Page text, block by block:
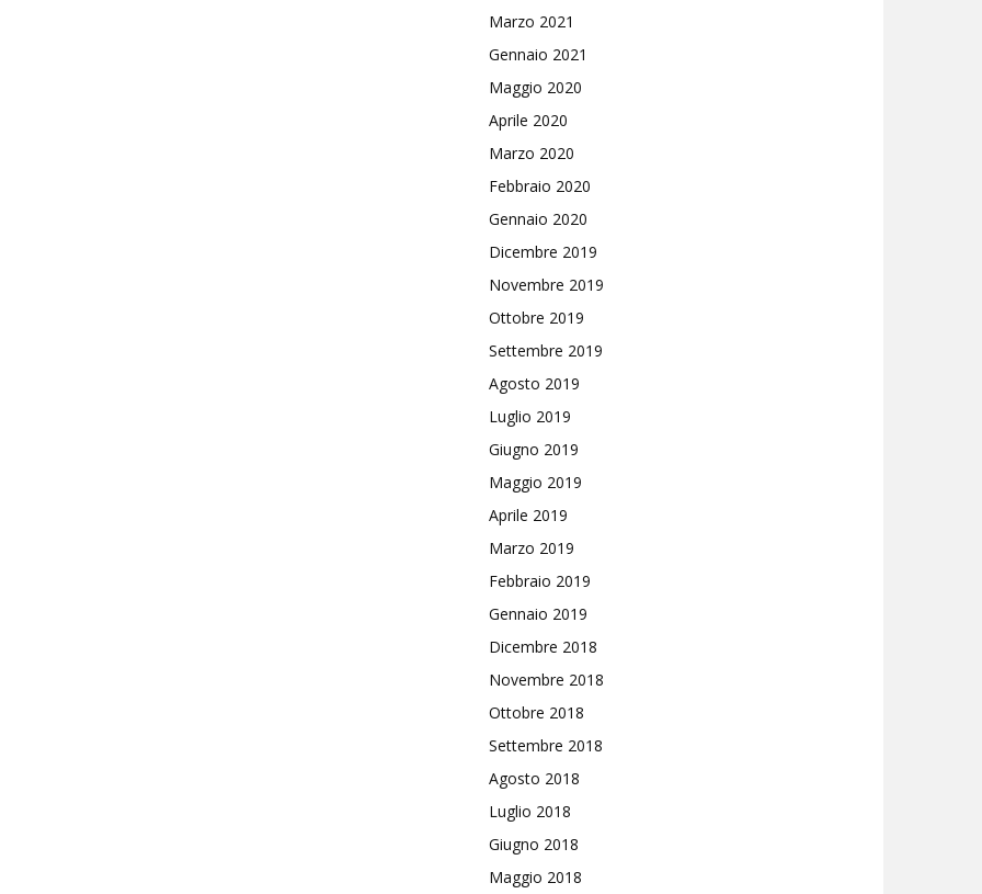
Marzo 2021
Gennaio 2021
Maggio 2020
Aprile 2020
Marzo 2020
Febbraio 2020
Gennaio 2020
Dicembre 2019
Novembre 2019
Ottobre 2019
Settembre 2019
Agosto 2019
Luglio 2019
Giugno 2019
Maggio 2019
Aprile 2019
Marzo 2019
Febbraio 2019
Gennaio 2019
Dicembre 2018
Novembre 2018
Ottobre 2018
Settembre 2018
Agosto 2018
Luglio 2018
Giugno 2018
Maggio 2018